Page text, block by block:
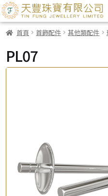
首頁 首飾配件 其他類配件
PL07